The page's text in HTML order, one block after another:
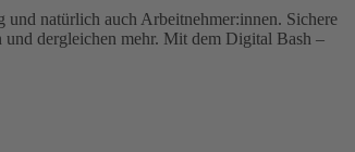
natürlich auch Arbeitnehmer:innen. Sichere
dergleichen mehr. Mit dem Digital Bash –